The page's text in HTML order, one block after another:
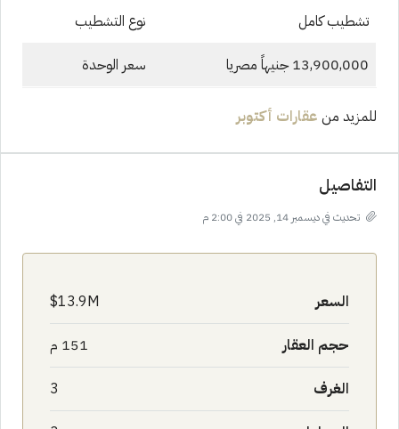
تشطيب كامل نوع التشطيب
13,900,000 جنيهاً مصريا سعر الوحدة
للمزيد من عقارات أكتوبر
التفاصيل
تحديث في ديسمبر 14, 2025 في 2:00 م
السعر 13.9M$
حجم العقار 151 م
الغرف 3